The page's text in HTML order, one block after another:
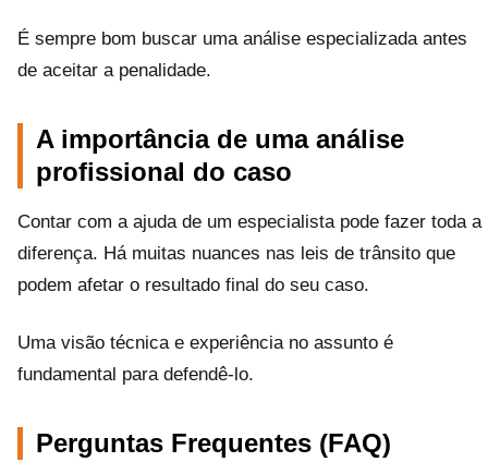
É sempre bom buscar uma análise especializada antes
de aceitar a penalidade.
A importância de uma análise
profissional do caso
Contar com a ajuda de um especialista pode fazer toda a
diferença. Há muitas nuances nas leis de trânsito que
podem afetar o resultado final do seu caso.
Uma visão técnica e experiência no assunto é
fundamental para defendê-lo.
Perguntas Frequentes (FAQ)